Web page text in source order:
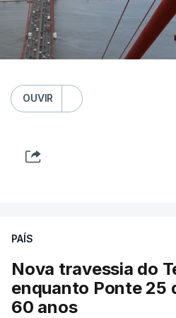
OUVIR
PAÍS
Nova travessia do
enquanto Ponte 25
60 anos